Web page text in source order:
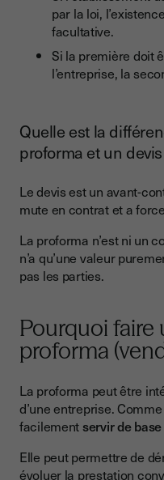
par la loi,
facultative.
Si la première doit
l’entreprise, la
Quelle est la
proforma et un
Le devis est un avant-
mute en contrat et a
La proforma n’est ni un
n’a qu’une valeur
pas les parties.
Pourquoi faire
proforma
La proforma peut être
d’une entreprise.
facilementservir de
Elle peut permettre de
évoluer la prestation